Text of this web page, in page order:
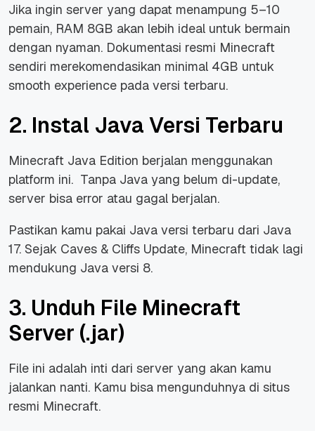
Jika ingin server yang dapat menampung 5–10
pemain, RAM 8GB akan lebih ideal untuk bermain
dengan nyaman. Dokumentasi resmi Minecraft
sendiri merekomendasikan minimal 4GB untuk
smooth experience pada versi terbaru.
2. Instal Java Versi Terbaru
Minecraft Java Edition berjalan menggunakan
platform ini. Tanpa Java yang belum di-update,
server bisa error atau gagal berjalan.
Pastikan kamu pakai Java versi terbaru dari Java
17. Sejak Caves & Cliffs Update, Minecraft tidak lagi
mendukung Java versi 8.
3. Unduh File Minecraft
Server (.jar)
File ini adalah inti dari server yang akan kamu
jalankan nanti. Kamu bisa mengunduhnya di situs
resmi Minecraft.